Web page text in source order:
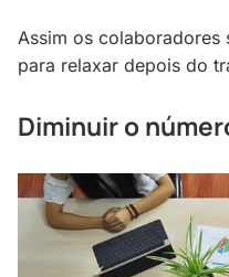
Assim os colaboradores
para relaxar depois do
Diminuir o